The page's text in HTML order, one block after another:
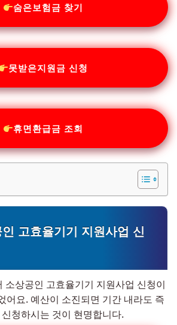
숨은보험금 찾기
못받은지원금 신청
휴면환급금 조회
고효율기기 지원사업 신
소상공인 고효율기기 지원사업 신청이
어요. 예산이 소진되면 기간 내라도 즉
청하시는 것이 현명합니다.